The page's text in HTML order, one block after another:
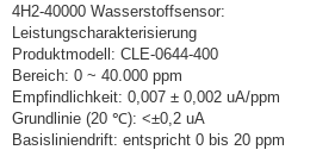
4H2-40000 Wasserstoffsensor:
Leistungscharakterisierung
Produktmodell: CLE-0644-400
Bereich: 0 ~ 40.000 ppm
Empfindlichkeit: 0,007 ± 0,002 uA/ppm
Grundlinie (20 ℃): <±0,2 uA
Basisliniendrift: entspricht 0 bis 20 ppm